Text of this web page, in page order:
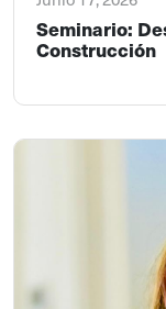
Seminario:
Construcción